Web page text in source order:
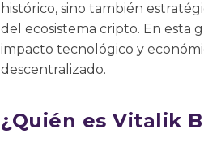
histórico, sino también
del ecosistema cripto. En esta
impacto tecnológico y
descentralizado.
¿Quién es Vitalik